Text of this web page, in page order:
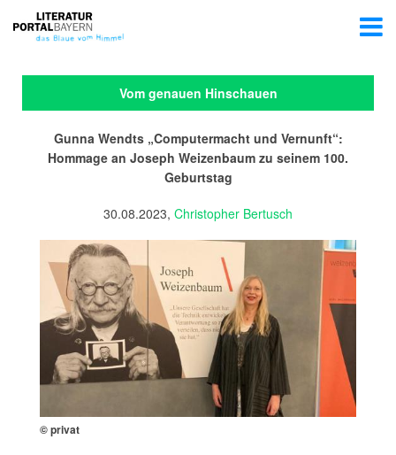
Vom genauen Hinschauen
Gunna Wendts „Computermacht und Vernunft“:
Hommage an Joseph Weizenbaum zu seinem 100.
Geburtstag
30.08.2023, Christopher Bertusch
© privat